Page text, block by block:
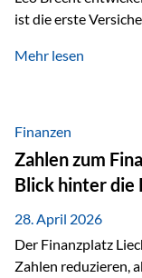
ist die erste
Vorreiter. Warum
Investoren.
Herausforderungen,
langfristig durch
durch die Fähigkeit
Mehr lesen
Finanzen
Zahlen zum
Blick hinter die
28. April 2026
Der Finanzplatz
Zahlen reduzieren,